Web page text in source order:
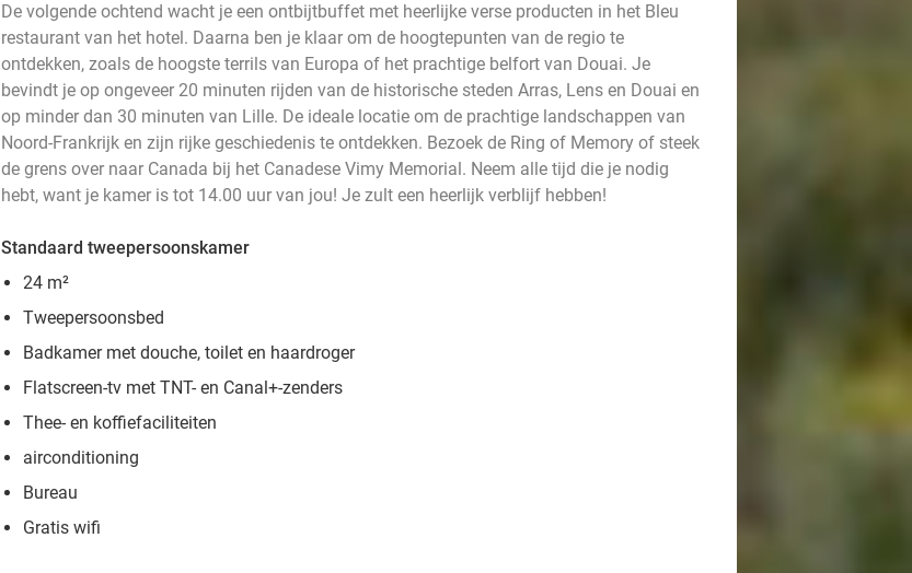
De volgende ochtend wacht je een ontbijtbuffet met heerlijke verse producten in het Bleu
restaurant van het hotel. Daarna ben je klaar om de hoogtepunten van de regio te
ontdekken, zoals de hoogste terrils van Europa of het prachtige belfort van Douai. Je
bevindt je op ongeveer 20 minuten rijden van de historische steden Arras, Lens en Douai en
op minder dan 30 minuten van Lille. De ideale locatie om de prachtige landschappen van
Noord-Frankrijk en zijn rijke geschiedenis te ontdekken. Bezoek de Ring of Memory of steek
de grens over naar Canada bij het Canadese Vimy Memorial. Neem alle tijd die je nodig
hebt, want je kamer is tot 14.00 uur van jou! Je zult een heerlijk verblijf hebben!
Standaard tweepersoonskamer
24 m²
Tweepersoonsbed
Badkamer met douche, toilet en haardroger
Flatscreen-tv met TNT- en Canal+-zenders
Thee- en koffiefaciliteiten
airconditioning
Bureau
Gratis wifi